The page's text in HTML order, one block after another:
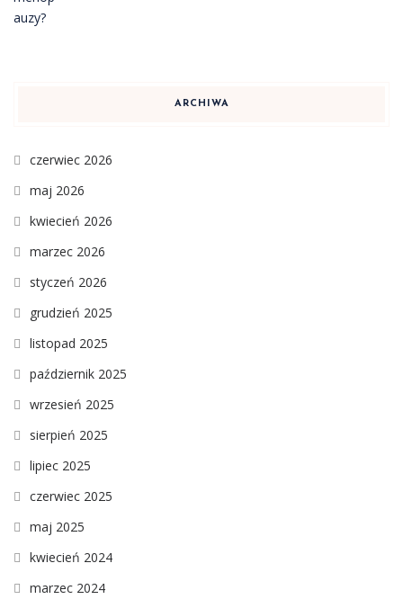
ARCHIWA
czerwiec 2026
maj 2026
kwiecień 2026
marzec 2026
styczeń 2026
grudzień 2025
listopad 2025
październik 2025
wrzesień 2025
sierpień 2025
lipiec 2025
czerwiec 2025
maj 2025
kwiecień 2024
marzec 2024